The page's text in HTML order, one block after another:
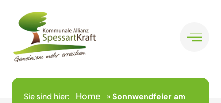
Sie sind hier: Home » Sonnwendfeier am